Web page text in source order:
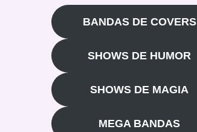
BANDAS DE COVERS
SHOWS DE HUMOR
SHOWS DE MAGIA
MEGA BANDAS